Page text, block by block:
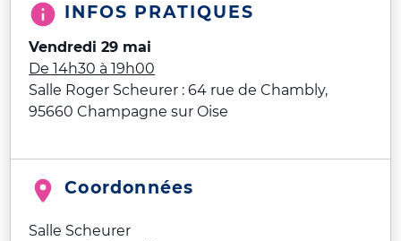
INFOS PRATIQUES
Vendredi 29 mai
De 14h30 à 19h00
Salle Roger Scheurer : 64 rue de Chambly,
95660 Champagne sur Oise
Coordonnées
Salle Scheurer